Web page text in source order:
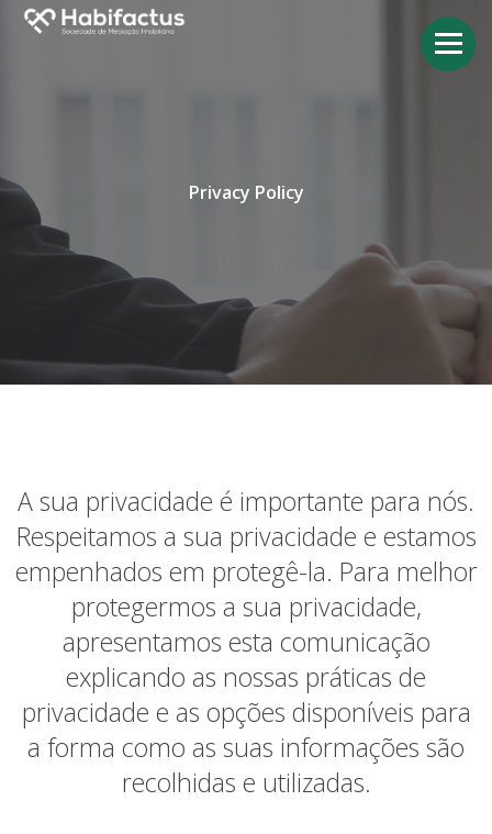
Privacy Policy
A sua privacidade é importante para nós.
Respeitamos a sua privacidade e estamos
empenhados em protegê-la. Para melhor
protegermos a sua privacidade,
apresentamos esta comunicação
explicando as nossas práticas de
privacidade e as opções disponíveis para
a forma como as suas informações são
recolhidas e utilizadas.